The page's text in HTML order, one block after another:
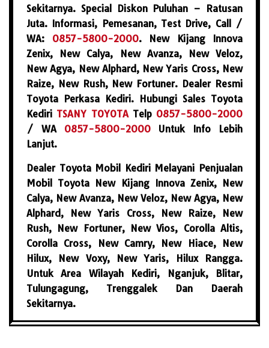
Sekitarnya. Special Diskon Puluhan – Ratusan
Juta. Informasi, Pemesanan, Test Drive, Call /
WA: 0857-5800-2000. New Kijang Innova
Zenix, New Calya, New Avanza, New Veloz,
New Agya, New Alphard, New Yaris Cross, New
Raize, New Rush, New Fortuner. Dealer Resmi
Toyota Perkasa Kediri. Hubungi Sales Toyota
Kediri TSANY TOYOTATelp 0857-5800-2000
/ WA 0857-5800-2000Untuk Info Lebih
Lanjut.
Dealer Toyota Mobil Kediri Melayani Penjualan
Mobil Toyota New Kijang Innova Zenix, New
Calya, New Avanza, New Veloz, New Agya, New
Alphard, New Yaris Cross, New Raize, New
Rush, New Fortuner, New Vios, Corolla Altis,
Corolla Cross, New Camry, New Hiace, New
Hilux, New Voxy, New Yaris, Hilux Rangga.
Untuk Area Wilayah Kediri, Nganjuk, Blitar,
Tulungagung, Trenggalek Dan Daerah
Sekitarnya.